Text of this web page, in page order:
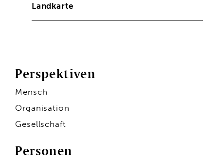
Landkarte
Perspektiven
Mensch
Organisation
Gesellschaft
Personen